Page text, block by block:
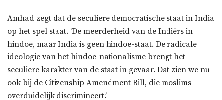
Amhad zegt dat de seculiere democratische staat in India
op het spel staat. ‘De meerderheid van de Indiërs in
hindoe, maar India is geen hindoe-staat. De radicale
ideologie van het hindoe-nationalisme brengt het
seculiere karakter van de staat in gevaar. Dat zien we nu
ook bij de Citizenship Amendment Bill, die moslims
overduidelijk discrimineert.’